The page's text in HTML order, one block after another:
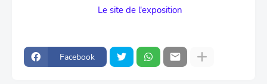
Le site de l'exposition
Facebook